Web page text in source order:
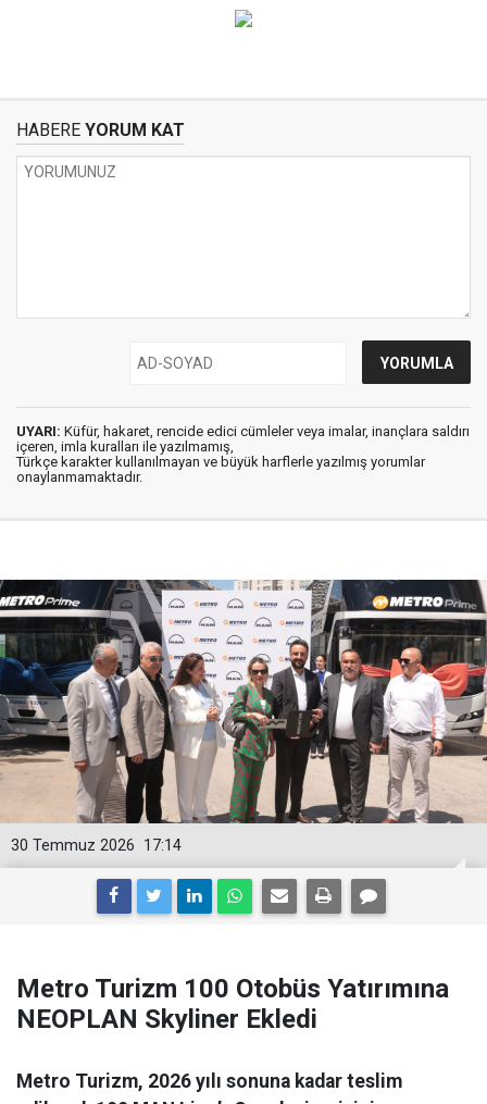
HABERE YORUM KAT
UYARI: Küfür, hakaret, rencide edici cümleler veya imalar, inançlara saldırı
içeren, imla kuralları ile yazılmamış,
Türkçe karakter kullanılmayan ve büyük harflerle yazılmış yorumlar
onaylanmamaktadır.
17:14
30 Temmuz 2026
Metro Turizm 100 Otobüs Yatırımına
NEOPLAN Skyliner Ekledi
Metro Turizm, 2026 yılı sonuna kadar teslim